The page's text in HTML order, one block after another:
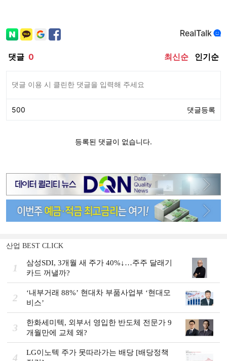
산업 BEST CLICK
1
삼성SDI, 3개월 새 주가 40%↓…주주 달래기
카드 꺼낼까?
2
‘내부거래 88%ʼ 현대차 부품사업부 ‘현대모
비스ʼ
3
한화세미텍, 외부서 영입한 반도체 전문가 9
개월만에 교체 왜?
4
LG이노텍 주가 못따라가는 배당 [배당정책